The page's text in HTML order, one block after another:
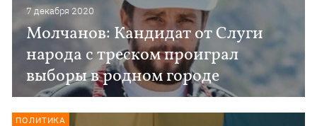
7 декабря 2020
Молчанов: Кандидат от Слуги
народа с треском проиграл
выборы в родном городе
ПОЛИТИКА